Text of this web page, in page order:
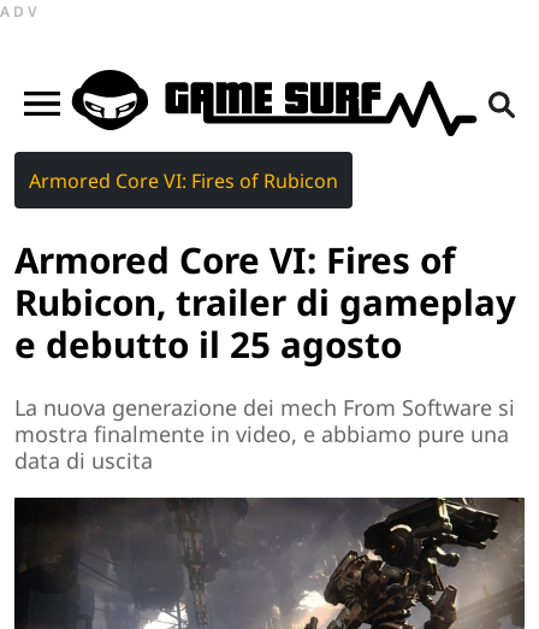
ADV
Armored Core VI: Fires of Rubicon
Armored Core VI: Fires of
Rubicon, trailer di gameplay
e debutto il 25 agosto
La nuova generazione dei mech From Software si
mostra finalmente in video, e abbiamo pure una
data di uscita